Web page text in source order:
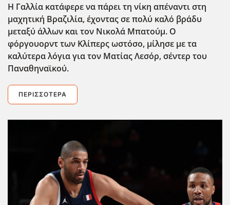
Η Γαλλία κατάφερε να πάρει τη νίκη απέναντι στη
μαχητική Βραζιλία, έχοντας σε πολύ καλό βράδυ
μεταξύ άλλων και τον Νικολά Μπατούμ. Ο
φόργουορντ των Κλίπερς ωστόσο, μίλησε με τα
καλύτερα λόγια για τον Ματίας Λεσόρ, σέντερ του
Παναθηναϊκού.
ΠΕΡΙΣΣΌΤΕΡΑ